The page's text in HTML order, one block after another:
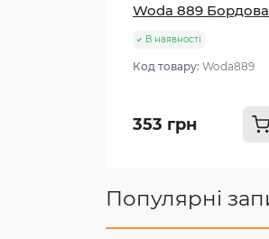
Woda 889 Бордова
В наявності
Код товару: Woda889
353 грн
Популярні